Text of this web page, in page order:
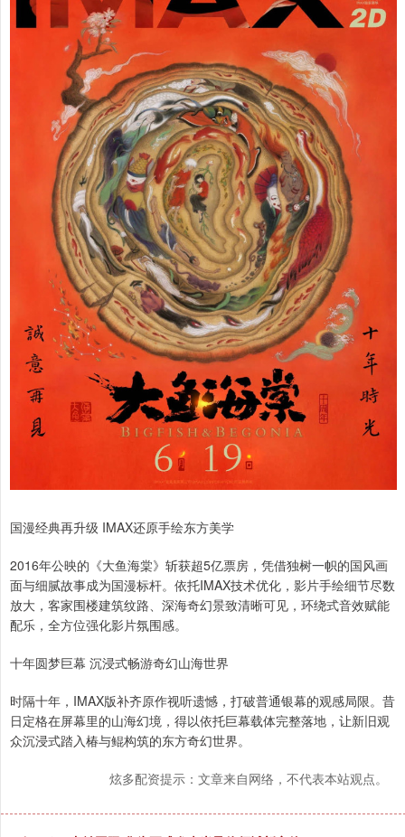
国漫经典再升级 IMAX还原手绘东方美学
2016年公映的《大鱼海棠》斩获超5亿票房，凭借独树一帜的国风画
面与细腻故事成为国漫标杆。依托IMAX技术优化，影片手绘细节尽数
放大，客家围楼建筑纹路、深海奇幻景致清晰可见，环绕式音效赋能
配乐，全方位强化影片氛围感。
十年圆梦巨幕 沉浸式畅游奇幻山海世界
时隔十年，IMAX版补齐原作视听遗憾，打破普通银幕的观感局限。昔
日定格在屏幕里的山海幻境，得以依托巨幕载体完整落地，让新旧观
众沉浸式踏入椿与鲲构筑的东方奇幻世界。
炫多配资提示：文章来自网络，不代表本站观点。